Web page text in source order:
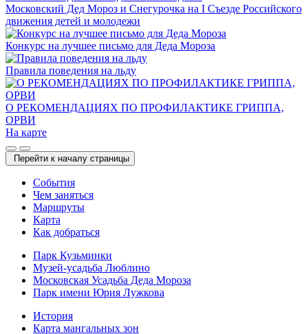
Московский Дед Мороз и Снегурочка на I Съезде Российского
движения детей и молодежи
Конкурс на лучшее письмо для Деда Мороза
Правила поведения на льду
О РЕКОМЕНДАЦИЯХ ПО ПРОФИЛАКТИКЕ ГРИППА,
ОРВИ
На карте
Перейти к началу страницы
Cобытия
Чем заняться
Маршруты
Карта
Как добраться
Парк Кузьминки
Музей-усадьба Люблино
Московская Усадьба Деда Мороза
Парк имени Юрия Лужкова
История
Карта мангальных зон